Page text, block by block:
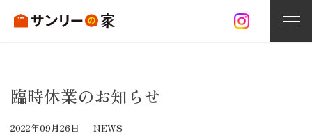
臨時休業のお知らせ
2022年09月26日 NEWS
無料相談
資料請求